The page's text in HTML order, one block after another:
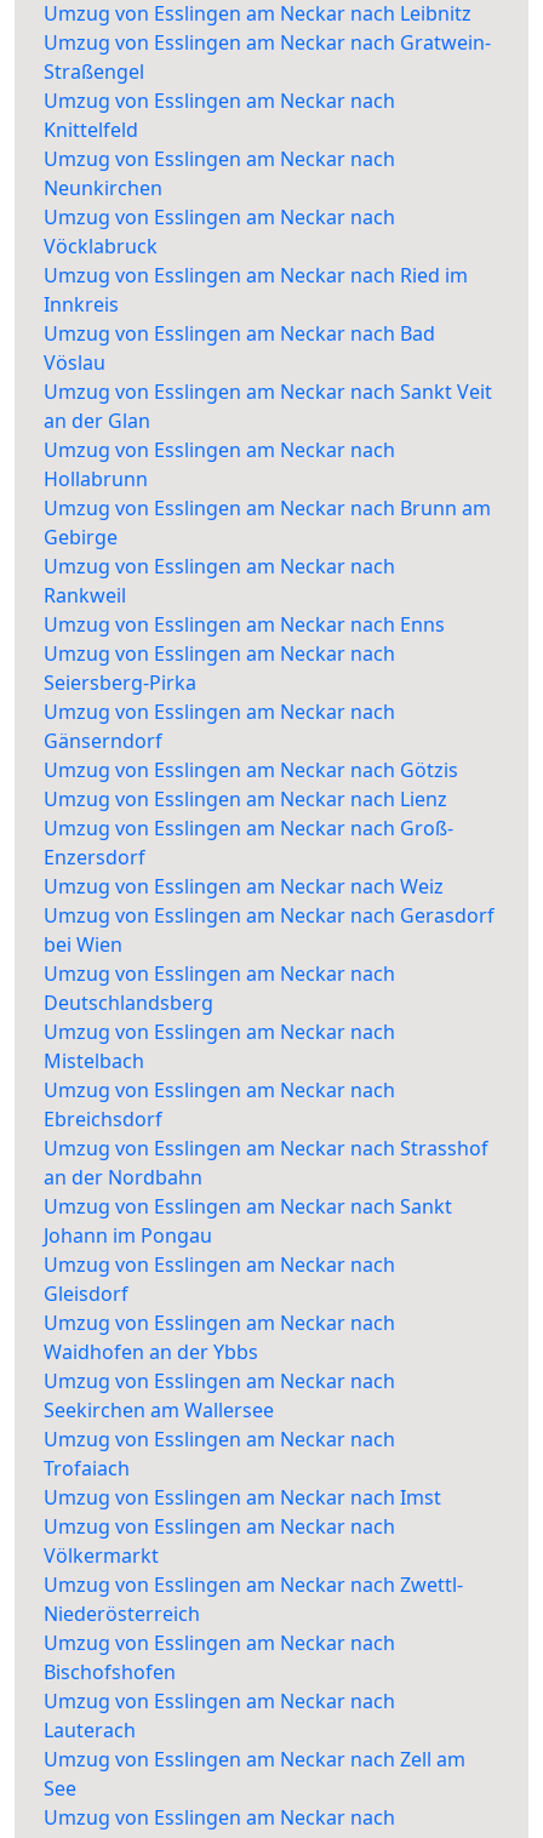
Umzug von Esslingen am Neckar nach Leibnitz
Umzug von Esslingen am Neckar nach Gratwein-
Straßengel
Umzug von Esslingen am Neckar nach
Knittelfeld
Umzug von Esslingen am Neckar nach
Neunkirchen
Umzug von Esslingen am Neckar nach
Vöcklabruck
Umzug von Esslingen am Neckar nach Ried im
Innkreis
Umzug von Esslingen am Neckar nach Bad
Vöslau
Umzug von Esslingen am Neckar nach Sankt Veit
an der Glan
Umzug von Esslingen am Neckar nach
Hollabrunn
Umzug von Esslingen am Neckar nach Brunn am
Gebirge
Umzug von Esslingen am Neckar nach
Rankweil
Umzug von Esslingen am Neckar nach Enns
Umzug von Esslingen am Neckar nach
Seiersberg-Pirka
Umzug von Esslingen am Neckar nach
Gänserndorf
Umzug von Esslingen am Neckar nach Götzis
Umzug von Esslingen am Neckar nach Lienz
Umzug von Esslingen am Neckar nach Groß-
Enzersdorf
Umzug von Esslingen am Neckar nach Weiz
Umzug von Esslingen am Neckar nach Gerasdorf
bei Wien
Umzug von Esslingen am Neckar nach
Deutschlandsberg
Umzug von Esslingen am Neckar nach
Mistelbach
Umzug von Esslingen am Neckar nach
Ebreichsdorf
Umzug von Esslingen am Neckar nach Strasshof
an der Nordbahn
Umzug von Esslingen am Neckar nach Sankt
Johann im Pongau
Umzug von Esslingen am Neckar nach
Gleisdorf
Umzug von Esslingen am Neckar nach
Waidhofen an der Ybbs
Umzug von Esslingen am Neckar nach
Seekirchen am Wallersee
Umzug von Esslingen am Neckar nach
Trofaiach
Umzug von Esslingen am Neckar nach Imst
Umzug von Esslingen am Neckar nach
Völkermarkt
Umzug von Esslingen am Neckar nach Zwettl-
Niederösterreich
Umzug von Esslingen am Neckar nach
Bischofshofen
Umzug von Esslingen am Neckar nach
Lauterach
Umzug von Esslingen am Neckar nach Zell am
See
Umzug von Esslingen am Neckar nach